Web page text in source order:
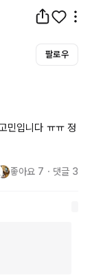
팔로우
민입니다 ㅠㅠ 정
좋아요 7 ・ 댓글 3